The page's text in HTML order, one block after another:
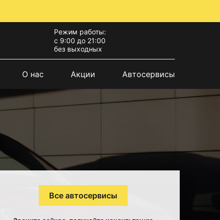
Режим работы:
с 9:00 до 21:00
без выходных
О нас Акции Автосервисы
Все автосервисы